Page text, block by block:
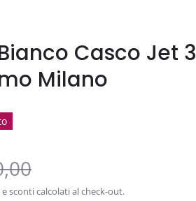
Casco Jet 3
Milano
e sconti calcolati al check-out.